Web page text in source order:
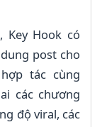
Key Hook có
post cho
tác cùng
các chương
độ viral, các